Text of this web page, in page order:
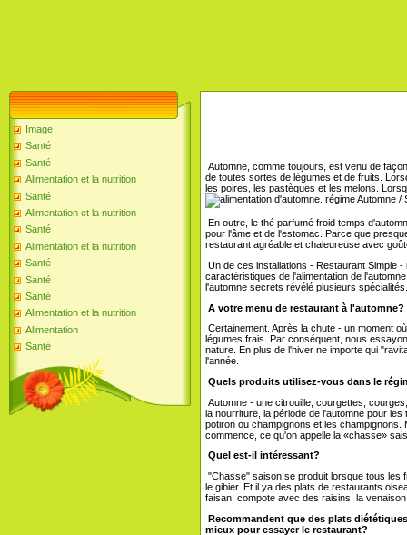
Image
Santé
Santé
Alimentation et la nutrition
Santé
Alimentation et la nutrition
Santé
Alimentation et la nutrition
Santé
Santé
Santé
Alimentation et la nutrition
Alimentation
Santé
Automne, comme toujours, est venu de
de toutes sortes de légumes et de fruits.
les poires, les pastèques et les melons.
régime Automne /
En outre, le thé parfumé froid temps
pour l'âme et de l'estomac. Parce que
restaurant agréable et chaleureuse avec
Un de ces installations - Restaurant Simple
caractéristiques de l'alimentation de
l'automne secrets révélé plusieurs spécialités.
A votre menu de restaurant à l'automne?
Certainement. Après la chute - un moment
légumes frais. Par conséquent, nous
nature. En plus de l'hiver ne importe qui
l'année.
Quels produits utilisez-vous dans le
Automne - une citrouille, courgettes,
la nourriture, la période de l'automne pour
potiron ou champignons et les
commence, ce qu'on appelle la «chasse»
Quel est-il intéressant?
"Chasse" saison se produit lorsque tous les
le gibier. Et il ya des plats de restaurants
faisan, compote avec des raisins, la
Recommandent que des plats
mieux pour essayer le restaurant?